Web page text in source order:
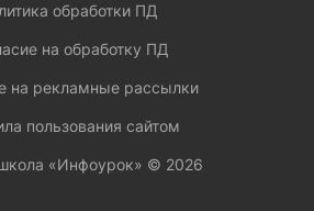
обработки ПД
на обработку ПД
на рекламные рассылки
пользования сайтом
«Инфоурок» © 2026